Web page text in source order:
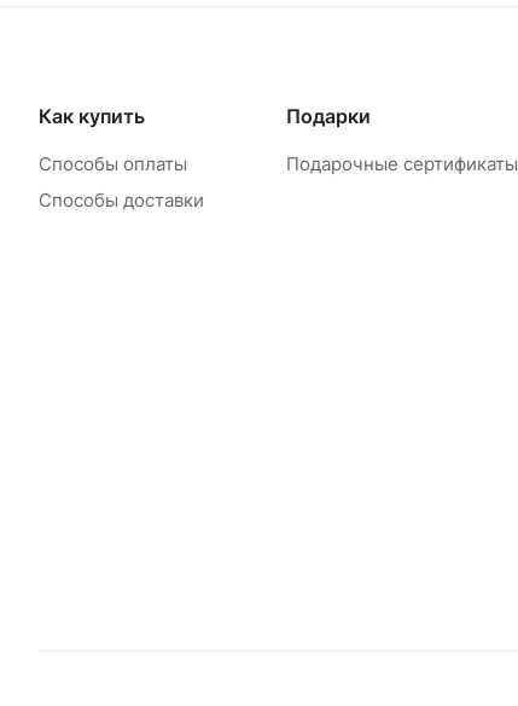
Как купить
Способы оплаты
Способы доставки
Подарки
Подарочные сертификаты